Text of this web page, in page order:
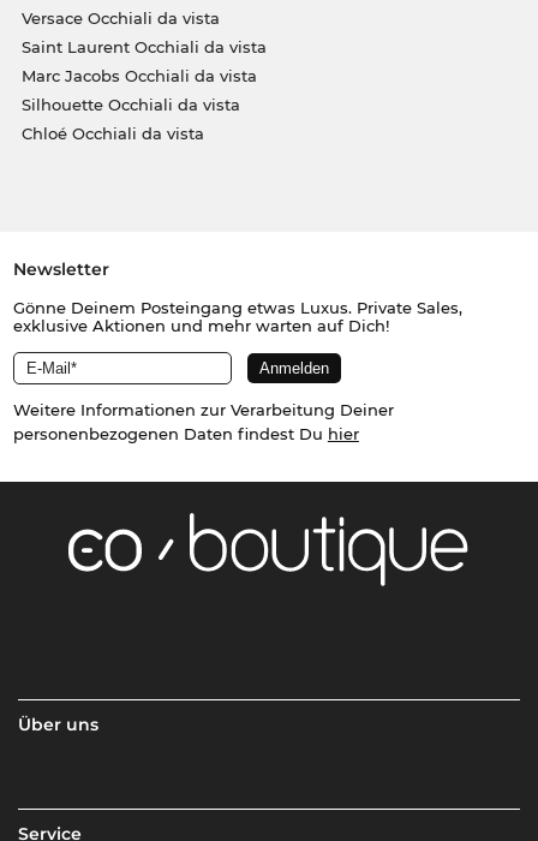
Versace Occhiali da vista
Saint Laurent Occhiali da vista
Marc Jacobs Occhiali da vista
Silhouette Occhiali da vista
Chloé Occhiali da vista
Newsletter
Gönne Deinem Posteingang etwas Luxus. Private Sales,
exklusive Aktionen und mehr warten auf Dich!
Weitere Informationen zur Verarbeitung Deiner
personenbezogenen Daten findest Du hier
Über uns
Service